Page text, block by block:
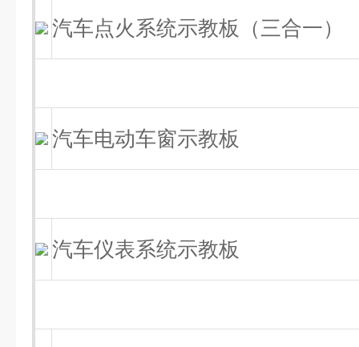
汽车点火系统示教板（三合一）
汽车电动车窗示教板
汽车仪表系统示教板